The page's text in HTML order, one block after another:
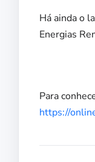
Há ainda o
Energias
Para
https://